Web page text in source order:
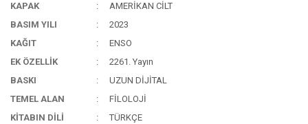
KAPAK
AMERİKAN CİLT
BASIM YILI
2023
KAĞIT
ENSO
EK ÖZELLİK
2261. Yayın
BASKI
UZUN DİJİTAL
TEMEL ALAN
FİLOLOJİ
KİTABIN DİLİ
TÜRKÇE